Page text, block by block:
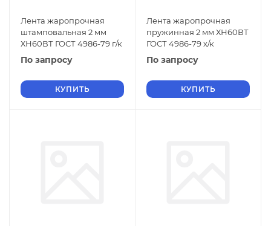
Лента жаропрочная
штамповальная 2 мм
ХН60ВТ ГОСТ 4986-79 г/к
По запросу
КУПИТЬ
Лента жаропрочная
пружинная 2 мм ХН60ВТ
ГОСТ 4986-79 х/к
По запросу
КУПИТЬ